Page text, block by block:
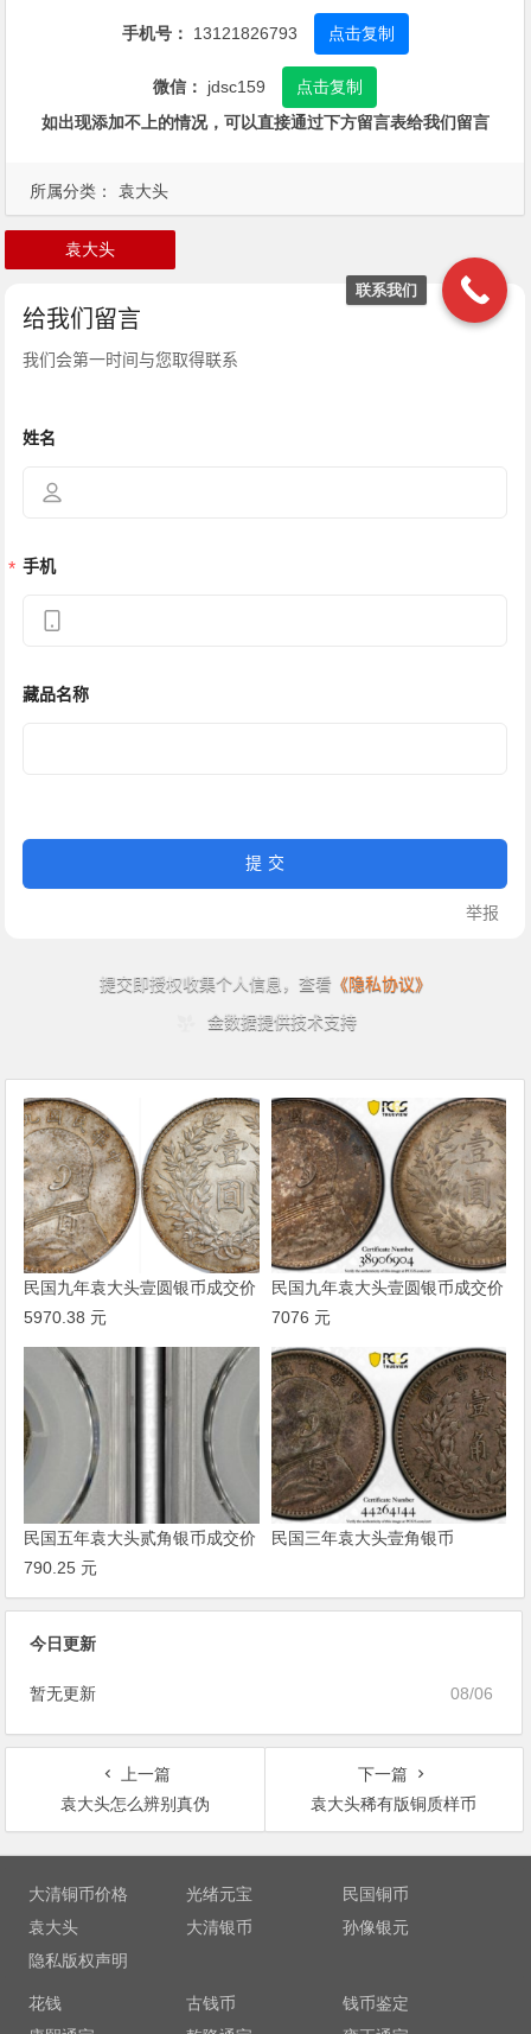
所属分类： 袁大头
手机号： 13121826793 点击复制
微信： jdsc159
点击复制
如出现添加不上的情况，可以直接通过下方留言表给我们留言
袁大头
民国九年袁大头壹圆银币成交价
5970.38 元
民国九年袁大头壹圆银币成交价
7076 元
民国五年袁大头贰角银币成交价
790.25 元
民国三年袁大头壹角银币
今日更新
08/06
暂无更新
上一篇
袁大头怎么辨别真伪
下一篇
袁大头稀有版铜质样币
文
大清铜币价格 光绪元宝
民国铜币
袁大头
大清银币
孙像银元
隐私版权声明
花钱 古钱币
钱币鉴定
联系我们